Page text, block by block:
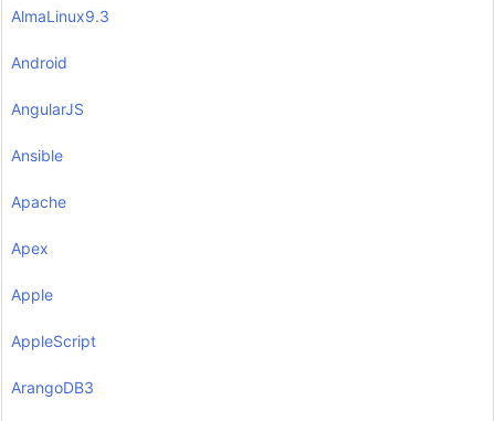
AlmaLinux9.3
Android
AngularJS
Ansible
Apache
Apex
Apple
AppleScript
ArangoDB3